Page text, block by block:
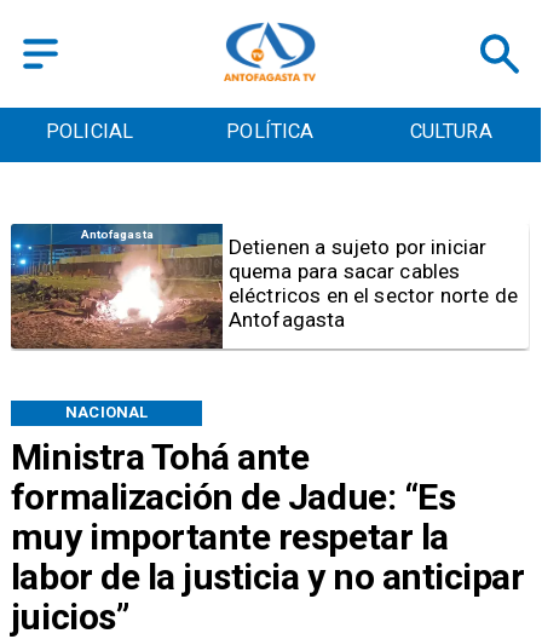
POLICIAL POLÍTICA CULTURA
Ministra Tohá ante
formalización de Jadue: “Es
muy importante respetar la
labor de la justicia y no anticipar
juicios”
NACIONAL
Antofagasta
Detienen a sujeto por iniciar
quema para sacar cables
eléctricos en el sector norte de
Antofagasta